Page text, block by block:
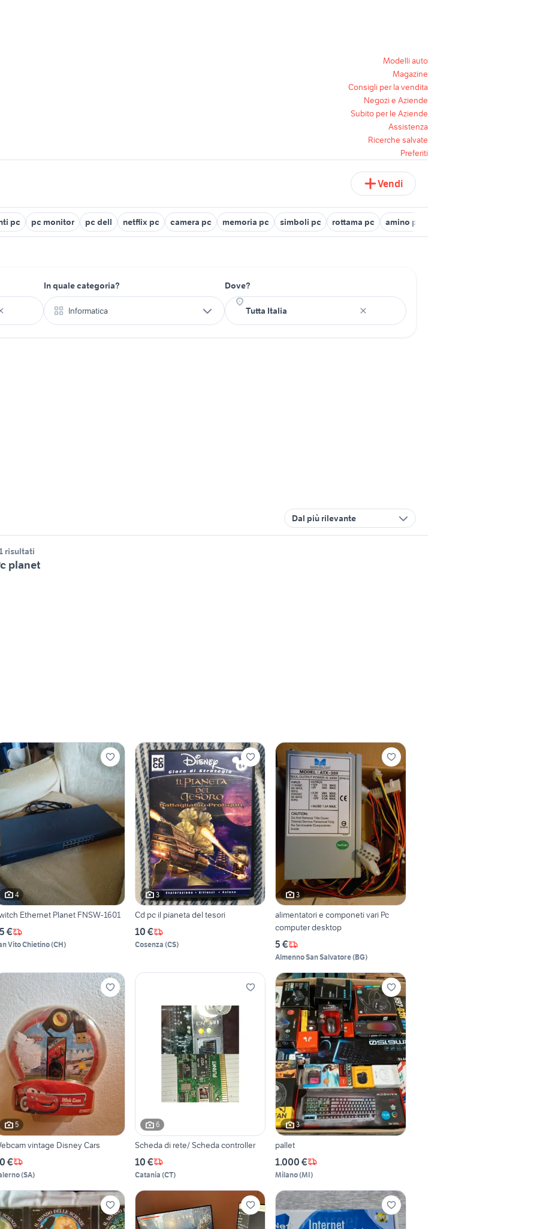
Modelli auto
Magazine
Consigli per la vendita
Negozi e Aziende
Subito per le Aziende
Assistenza
Ricerche salvate
Preferiti
Vendi
pc pc monitor pc dell netflix pc camera pc memoria pc simboli pc rottama pc amino pc
In quale categoria?
Informatica
Dove?
Dal più rilevante
risultati
planet
4
Ethernet Planet FNSW-1601
€
Vito Chietino(CH)
3
Cd pc il pianeta del tesori
10 €
Cosenza (CS)
3
alimentatori e componeti vari Pc
computer desktop
5 €
Almenno San Salvatore(BG)
5
vintage Disney Cars
€
(SA)
6
Scheda di rete/ Scheda controller
10 €
Catania (CT)
3
pallet
1.000 €
Milano(MI)